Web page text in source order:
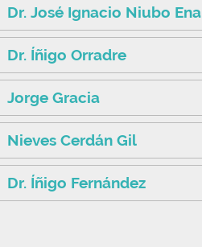
Dr. José Ignacio Niubo Ena
Dr. Íñigo Orradre
Jorge Gracia
Nieves Cerdán Gil
Dr. Íñigo Fernández